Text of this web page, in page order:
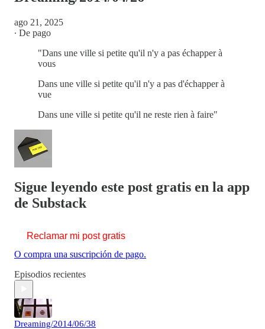
ago 21, 2025
∙ De pago
"Dans une ville si petite qu'il n'y a pas échapper à
vous
Dans une ville si petite qu'il n'y a pas d'échapper à
vue
Dans une ville si petite qu'il ne reste rien à faire"
Sigue leyendo este post gratis en la app
de Substack
Reclamar mi post gratis
O compra una suscripción de pago.
Episodios recientes
Dreaming/2014/06/38